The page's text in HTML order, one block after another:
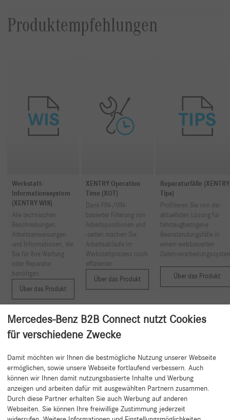
Produktempfehlungen
Werkstatt-
Informationssystem
(XENTRY WIS)
Alle technischen
Beschreibungen,
Arbeitsanweisungen
und Informationen, die
Sie für Ihre Wartung
oder Reparatur
benötigen.
Über das Produkt
XENTRY Operation
Time (XOT)
Dank FIN-/VIN-
basierter Filterung von
Arbeitspositionen und
-zeiten machen Sie
Arbeitsabläufe im
Werkstattprozess noch
effizienter.
Über das Produkt
Reparaturfälle (XENTRY
Tips)
Profitieren Sie von der
aktuellsten Lösung für
fahrzeugbezogene
Beanstandungsfälle in
einem webbasierten
Über das Produkt
1 2
Mercedes-Benz B2B Connect nutzt Cookies
für verschiedene Zwecke
Damit möchten wir Ihnen die bestmögliche Nutzung unserer Webseite
ermöglichen, sowie unsere Webseite fortlaufend verbessern. Auch
können wir Ihnen damit nutzungsbasierte Inhalte und Werbung
anzeigen und arbeiten dafür mit ausgewählten Partnern zusammen.
Durch diese Partner erhalten Sie auch Werbung auf anderen
Webseiten. Sie können Ihre freiwillige Zustimmung jederzeit
Zurück zum Anfang